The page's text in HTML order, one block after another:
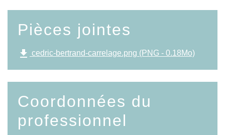
Pièces jointes
file_download cedric-bertrand-carrelage.png (PNG - 0.18Mo)
Coordonnées du
professionnel